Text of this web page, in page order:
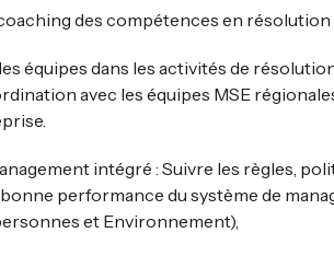
des compétences en résolution
équipes dans les activités de
avec les équipes MSE
intégré : Suivre les règles,
bonne performance du système de
et Environnement),